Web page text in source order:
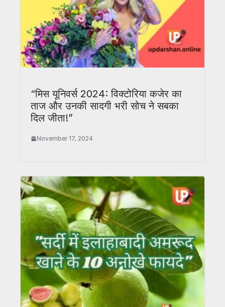
“मिस यूनिवर्स 2024: विक्टोरिया कजेर का
ताज और उनकी सादगी भरी सोच ने सबका
दिल जीता!”
November 17, 2024